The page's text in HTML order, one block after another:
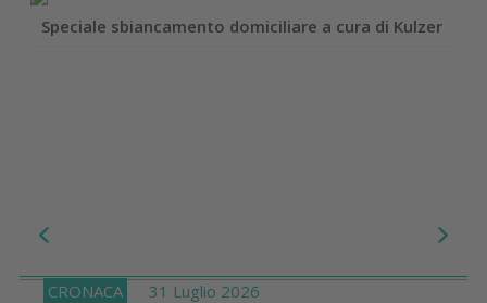
Speciale sbiancamento domiciliare a cura di Kulzer
CRONACA 31 Luglio 2026